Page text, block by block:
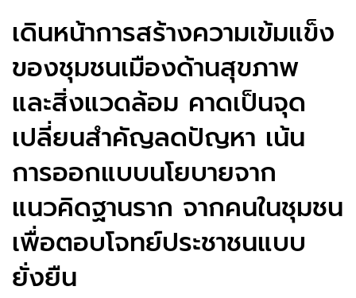
เดินหน้าการสร้างความเข้มแข็ง
ของชุมชนเมืองด้านสุขภาพ
และสิ่งแวดล้อม ​คาดเป็นจุด
เปลี่ยนสำคัญลดปัญหา ​เน้น
การออกแบบนโยบายจาก
แนวคิดฐานราก จากคนในชุมชน
เพื่อตอบโจทย์ประชาชนแบบ
ยั่งยืน ​